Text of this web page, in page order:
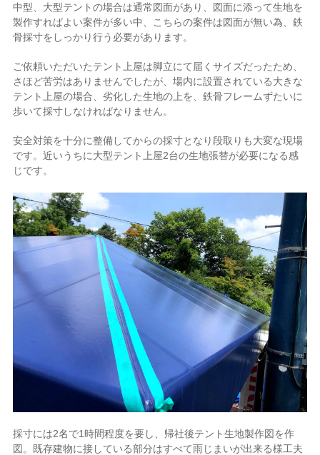
中型、大型テントの場合は通常図面があり、図面に添って生地を
製作すればよい案件が多い中、こちらの案件は図面が無い為、鉄
骨採寸をしっかり行う必要があります。
ご依頼いただいたテント上屋は脚立にて届くサイズだったため、
さほど苦労はありませんでしたが、場内に設置されている大きな
テント上屋の場合、劣化した生地の上を、鉄骨フレームずたいに
歩いて採寸しなければなりません。
安全対策を十分に整備してからの採寸となり段取りも大変な現場
です。近いうちに大型テント上屋2台の生地張替が必要になる感
じです。
採寸には2名で1時間程度を要し、帰社後テント生地製作図を作
図。既存建物に接している部分はすべて雨じまいが出来る様工夫